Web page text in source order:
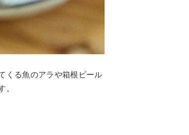
くる魚のアラや箱根ビール
。